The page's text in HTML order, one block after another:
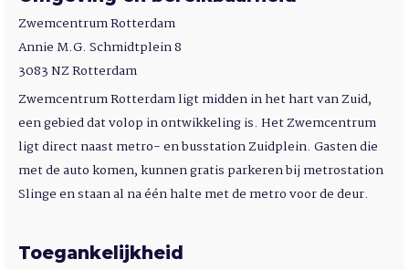
Zwemcentrum Rotterdam
Annie M.G. Schmidtplein 8
3083 NZ Rotterdam
Zwemcentrum Rotterdam ligt midden in het hart van Zuid,
een gebied dat volop in ontwikkeling is. Het Zwemcentrum
ligt direct naast metro- en busstation Zuidplein. Gasten die
met de auto komen, kunnen gratis parkeren bij metrostation
Slinge en staan al na één halte met de metro voor de deur.
Toegankelijkheid